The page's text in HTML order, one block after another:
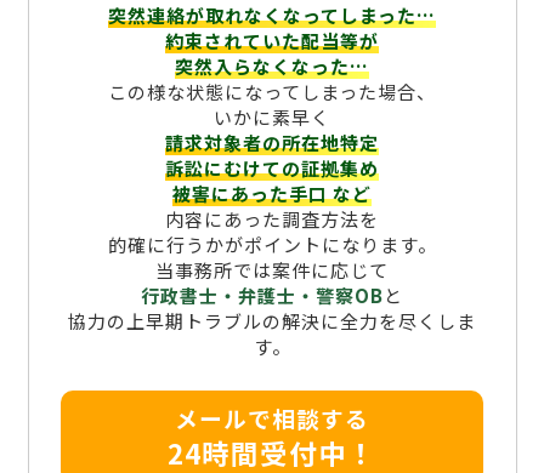
突然連絡が取れなくなってしまった…
約束されていた配当等が
突然入らなくなった…
この様な状態になってしまった場合、
いかに素早く
請求対象者の所在地特定
訴訟にむけての証拠集め
被害にあった手口など
内容にあった調査方法を
的確に行うかがポイントになります。
当事務所では案件に応じて
行政書士・弁護士・警察OBと
協力の上早期トラブルの解決に全力を尽くしま
す。
メールで相談する
24時間受付中！